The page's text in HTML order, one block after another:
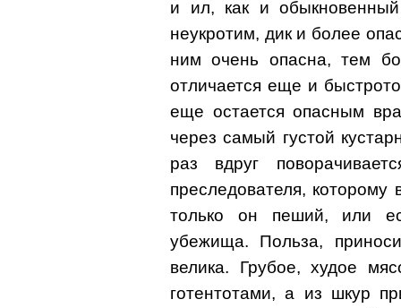
и ил, как и
неукротим, дик и более
ним очень опасна, тем
отличается еще и
еще остается опасным
через самый густой
раз вдруг
преследователя, которому
только он пеший, или
убежища. Польза,
велика. Грубое, худое
готентотами, а из шкур